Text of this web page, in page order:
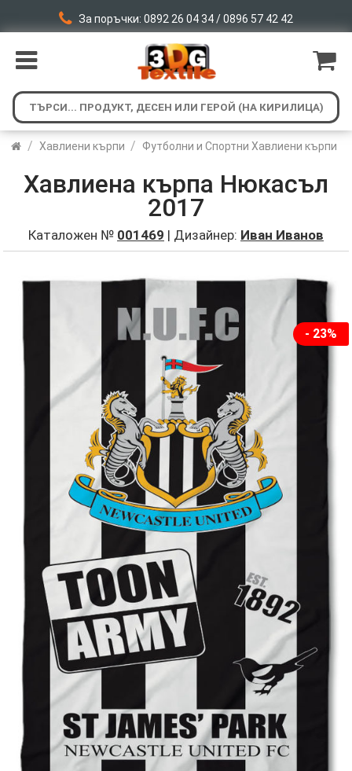
За поръчки: 0892 26 04 34 / 0896 57 42 42
/ Хавлиени кърпи / Футболни и Спортни Хавлиени кърпи
Хавлиена кърпа Нюкасъл
2017
Каталожен № 001469 | Дизайнер: Иван Иванов
- 23%